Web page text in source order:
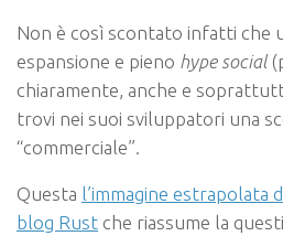
Non è così scontato infatti che
espansione e pieno hype social
chiaramente, anche e
trovi nei suoi sviluppatori una
“commerciale”.
Questa l’immagine estrapolata
blog Rust che riassume la